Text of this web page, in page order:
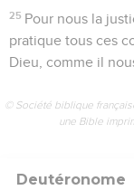
25 Pour nous la
pratique tous ces
Dieu, comme il
© Société biblique
une Bible
Deutéronome